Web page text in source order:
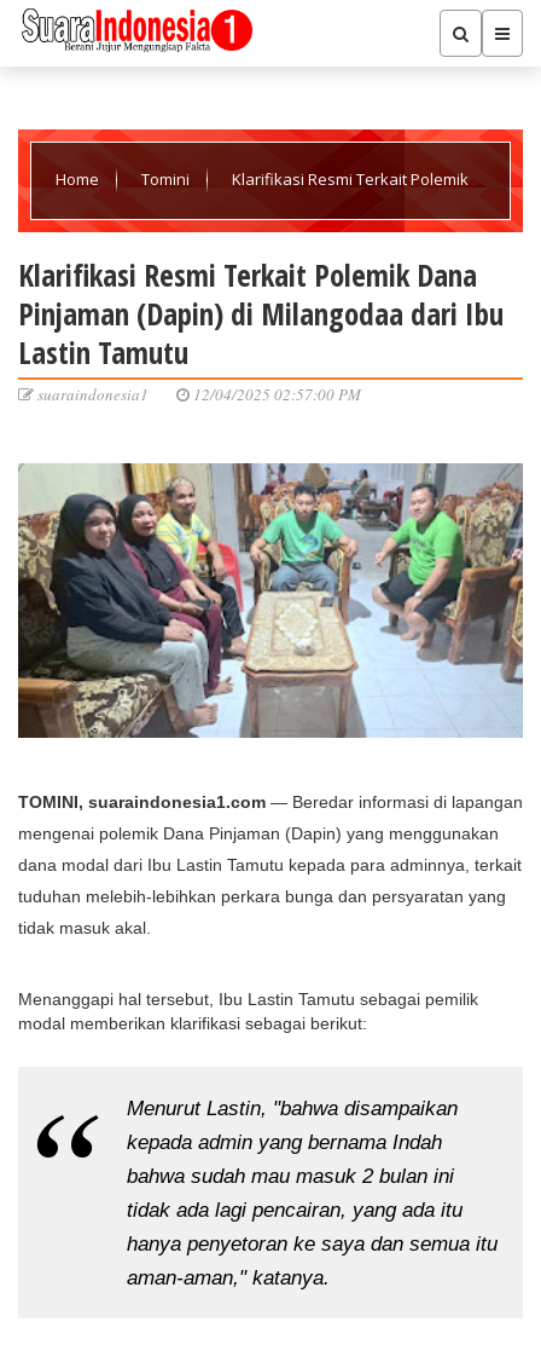
Home Tomini Klarifikasi Resmi Terkait Polemik
Klarifikasi Resmi Terkait Polemik Dana
Pinjaman (Dapin) di Milangodaa dari Ibu
Lastin Tamutu
suaraindonesia1 12/04/2025 02:57:00 PM
TOMINI, suaraindonesia1.com — Beredar informasi di lapangan
mengenai polemik Dana Pinjaman (Dapin) yang menggunakan
dana modal dari Ibu Lastin Tamutu kepada para adminnya, terkait
tuduhan melebih-lebihkan perkara bunga dan persyaratan yang
tidak masuk akal.
Menanggapi hal tersebut, Ibu Lastin Tamutu sebagai pemilik
modal memberikan klarifikasi sebagai berikut:
Menurut Lastin, "bahwa disampaikan
kepada admin yang bernama Indah
bahwa sudah mau masuk 2 bulan ini
tidak ada lagi pencairan, yang ada itu
hanya penyetoran ke saya dan semua itu
aman-aman," katanya.